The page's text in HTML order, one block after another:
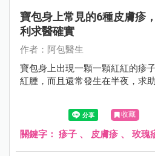
寶包身上常見的6種皮膚疹
利求醫確實
作者：阿包醫生
寶包身上出現一顆一顆紅紅的疹
紅腫，而且還常發生在半夜，求
收藏
關鍵字： 疹子 、 皮膚疹 、 玫瑰